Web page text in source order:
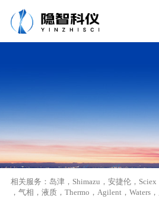
相关服务： 岛津， Shimazu ， 安捷伦， Sciex
， 气相 ， 液质， Thermo ， Agilent ， Waters，